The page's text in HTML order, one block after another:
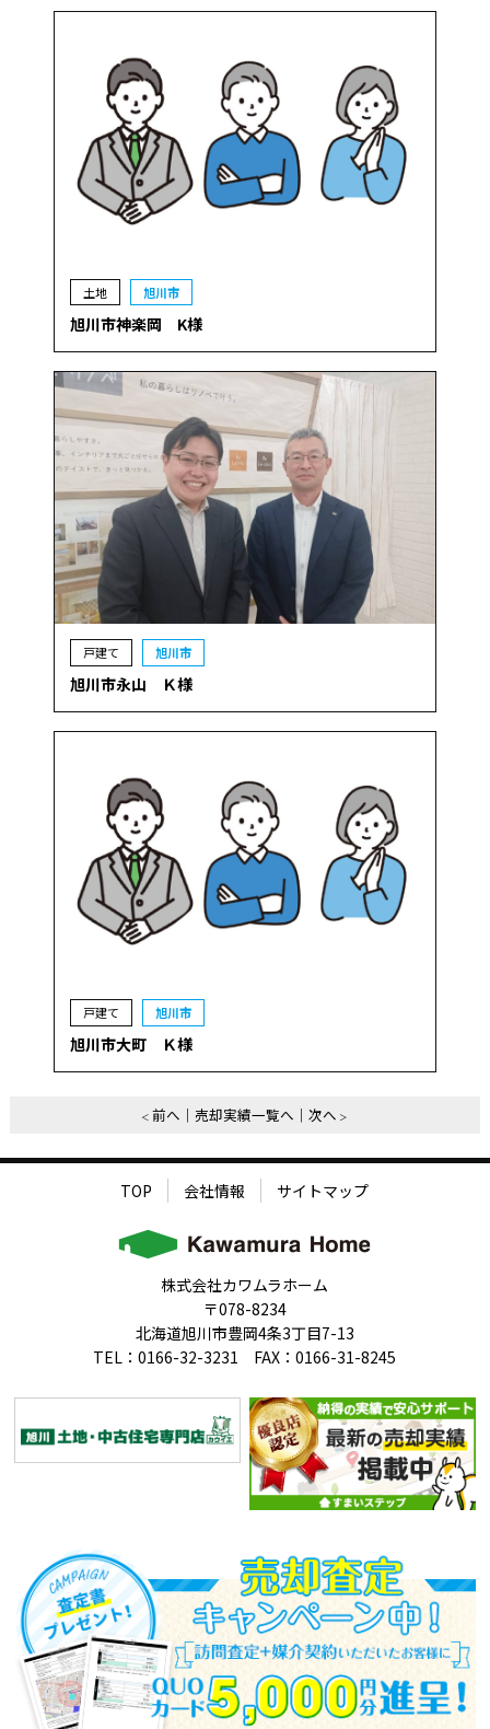
土地 旭川市
旭川市神楽岡 K様
戸建て 旭川市
旭川市永山 Ｋ様
戸建て 旭川市
旭川市大町 Ｋ様
前へ 売却実績一覧へ 次へ
TOP 会社情報 サイトマップ
株式会社カワムラホーム
〒078-8234
北海道旭川市豊岡4条3丁目7-13
TEL：0166-32-3231 FAX：0166-31-8245